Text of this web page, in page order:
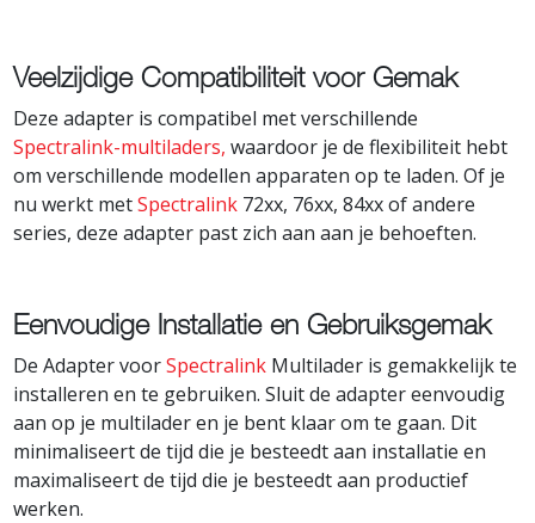
Veelzijdige Compatibiliteit voor Gemak
Deze adapter is compatibel met verschillende
Spectralink-multiladers, waardoor je de flexibiliteit hebt
om verschillende modellen apparaten op te laden. Of je
nu werkt metSpectralink 72xx, 76xx, 84xx of andere
series, deze adapter past zich aan aan je behoeften.
Eenvoudige Installatie en Gebruiksgemak
De Adapter voorSpectralink Multilader is gemakkelijk te
installeren en te gebruiken. Sluit de adapter eenvoudig
aan op je multilader en je bent klaar om te gaan. Dit
minimaliseert de tijd die je besteedt aan installatie en
maximaliseert de tijd die je besteedt aan productief
werken.